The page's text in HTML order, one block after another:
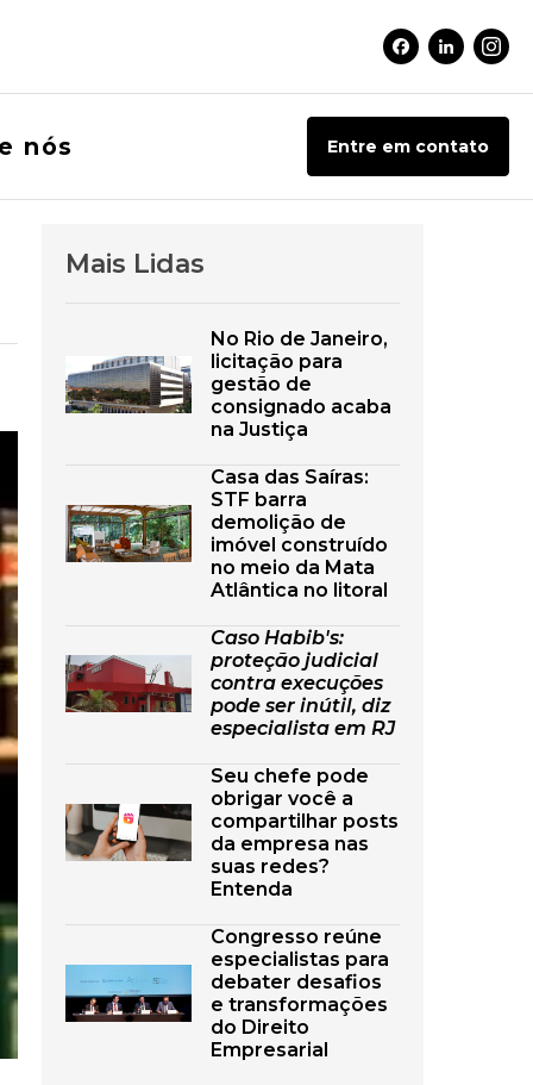
Facebook
Linkedin
nós Entre em contato
Mais Lidas
No Rio de Janeiro,
licitação para
gestão de
consignado acaba
na Justiça
Casa das Saíras:
STF barra
demolição de
imóvel construído
no meio da Mata
Atlântica no litoral
Caso Habib's:
proteção judicial
contra execuções
pode ser inútil, diz
especialista em RJ
Seu chefe pode
obrigar você a
compartilhar posts
da empresa nas
suas redes?
Entenda
Congresso reúne
especialistas para
debater desafios
e transformações
do Direito
Empresarial